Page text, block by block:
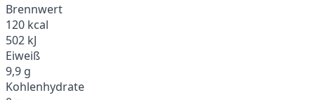
Brennwert
120 kcal
502 kJ
Eiweiß
9,9 g
Kohlenhydrate